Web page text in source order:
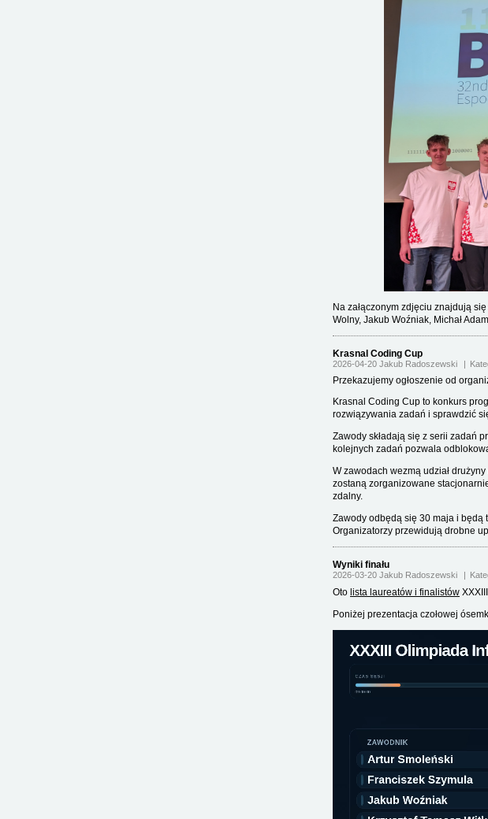
Na załączonym zdjęciu znajdują
Wolny, Jakub Woźniak, Michał
Krasnal Coding Cup
2026-04-20 Jakub Radoszewski
Przekazujemy ogłoszenie od
Krasnal Coding Cup to konkurs
rozwiązywania zadań i sprawdzić
Zawody składają się z serii zadań
kolejnych zadań pozwala
W zawodach wezmą udział
zostaną zorganizowane
zdalny.
Zawody odbędą się 30 maja i będą
Organizatorzy przewidują drobne
Wyniki finału
2026-03-20 Jakub Radoszewski
Oto lista laureatów i finalistów
Poniżej prezentacja czołowej